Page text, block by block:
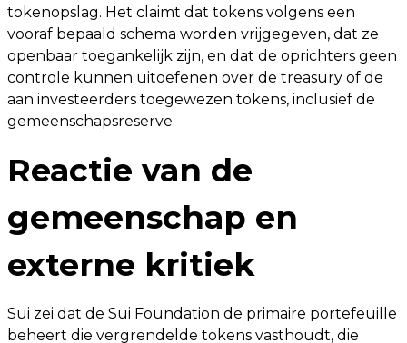
tokenopslag. Het claimt dat tokens volgens een
vooraf bepaald schema worden vrijgegeven, dat ze
openbaar toegankelijk zijn, en dat de oprichters geen
controle kunnen uitoefenen over de treasury of de
aan investeerders toegewezen tokens, inclusief de
gemeenschapsreserve.
Reactie van de
gemeenschap en
externe kritiek
Sui zei dat de Sui Foundation de primaire portefeuille
beheert die vergrendelde tokens vasthoudt, die